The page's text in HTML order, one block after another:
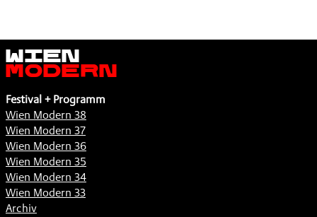
Wien
Modern
Festival + Programm
Wien Modern 38
Wien Modern 37
Wien Modern 36
Wien Modern 35
Wien Modern 34
Wien Modern 33
Archiv